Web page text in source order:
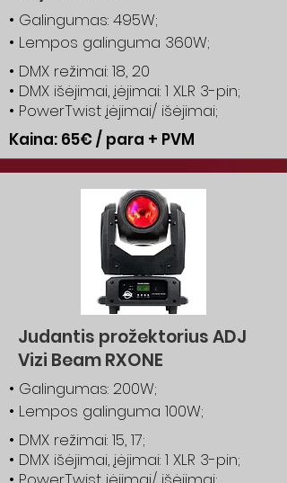
• Galingumas: 495W;
• Lempos galinguma 360W;
• DMX režimai: 18, 20
• DMX išėjimai, įėjimai: 1 XLR 3-pin;
• PowerTwist įėjimai/ išėjimai;
Kaina: 65€ / para + PVM
Judantis prožektorius ADJ
Vizi Beam RXONE
• Galingumas: 200W;
• Lempos galinguma 100W;
• DMX režimai: 15, 17;
• DMX išėjimai, įėjimai: 1 XLR 3-pin;